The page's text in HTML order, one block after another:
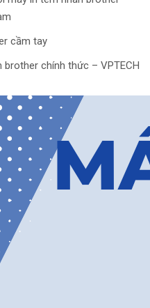
cầm tay
chính thức – VPTECH